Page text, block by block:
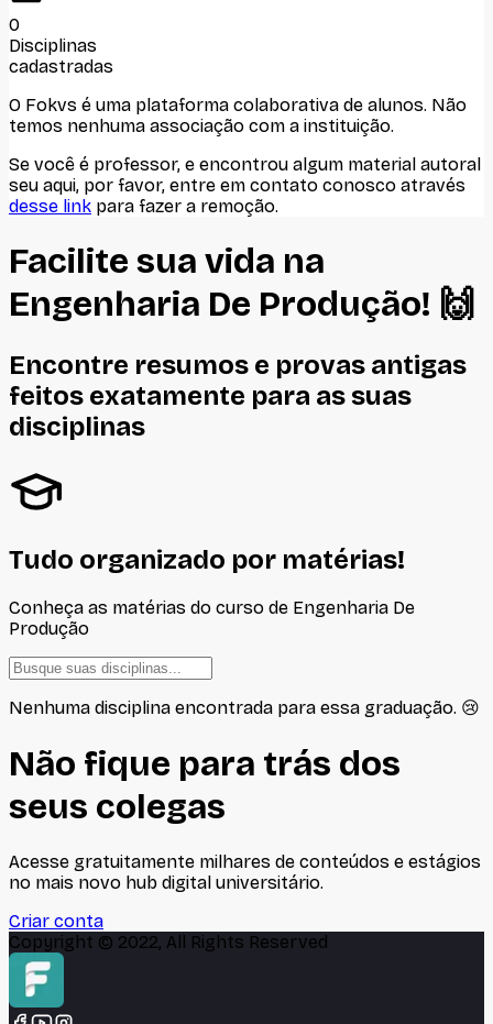
0
Disciplinas
cadastradas
O Fokvs é uma plataforma colaborativa de alunos. Não
temos nenhuma associação com a instituição.
Se você é professor, e encontrou algum material autoral
seu aqui, por favor, entre em contato conosco através
desse link para fazer a remoção.
Facilite sua vida na
Engenharia De Produção! 🙌
Encontre resumos e provas antigas
feitos exatamente para as suas
disciplinas
Tudo organizado por matérias!
Conheça as matérias do curso de Engenharia De
Produção
Nenhuma disciplina encontrada para essa graduação. 😢
Não fique para trás dos
seus colegas
Acesse gratuitamente milhares de conteúdos e estágios
no mais novo hub digital universitário.
Criar conta
Copyright © 2022, All Rights Reserved